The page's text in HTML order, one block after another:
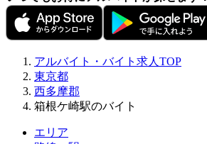
アルバイト・バイト求人TOP
東京都
西多摩郡
箱根ケ崎駅のバイト
エリア